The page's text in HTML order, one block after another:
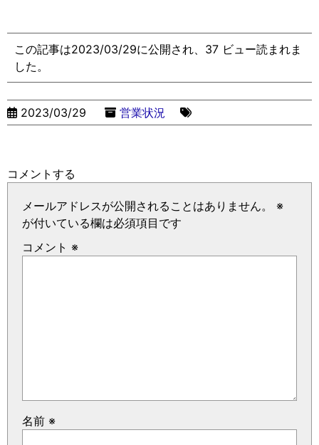
この記事は2023/03/29に公開され、37 ビュー読まれま
した。
2023/03/29 営業状況
コメントする
メールアドレスが公開されることはありません。
※
が付いている欄は必須項目です
コメント ※
名前 ※